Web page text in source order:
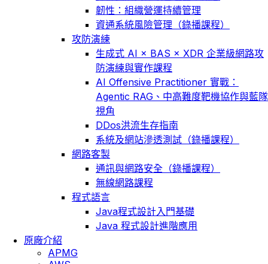
韌性：組織營運持續管理
資通系統風險管理（錄播課程）
攻防演練
生成式 AI × BAS × XDR 企業級網路攻
防演練與實作課程
AI Offensive Practitioner 實戰：
Agentic RAG、中高難度靶機協作與藍隊
視角
DDos洪流生存指南
系統及網站滲透測試（錄播課程）
網路客製
通訊與網路安全（錄播課程）
無線網路課程
程式語言
Java程式設計入門基礎
Java 程式設計進階應用
原廠介紹
APMG